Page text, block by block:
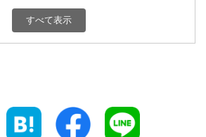
600円 富山県
600円 三重県
すべて表示